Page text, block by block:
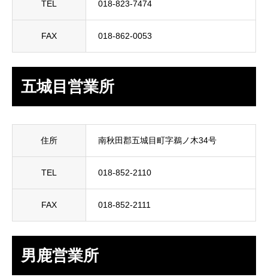
TEL 018-823-7474
FAX 018-862-0053
五城目営業所
住所 南秋田郡五城目町字鵜ノ木34号
TEL 018-852-2110
FAX 018-852-2111
男鹿営業所